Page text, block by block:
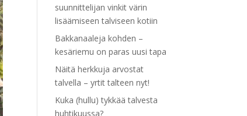
suunnittelijan vinkit värin
lisäämiseen talviseen kotiin
Bakkanaaleja kohden –
kesäriemu on paras uusi tapa
Näitä herkkuja arvostat
talvella – yrtit talteen nyt!
Kuka (hullu) tykkää talvesta
huhtikuussa?